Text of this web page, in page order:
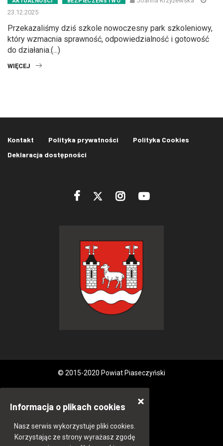
23.12.2025
Przekazaliśmy dziś szkole nowoczesny park szkoleniowy,
który wzmacnia sprawność, odpowiedzialność i gotowość
do działania.(...)
WIĘCEJ
Kontakt Polityka prywatności
Polityka Cookies
Deklaracja dostępności
© 2015-2020 Powiat Piaseczyński
Informacja o plikach cookies
Nasz serwis wykorzystuje pliki cookies.
Korzystając ze strony wyrażasz zgodę